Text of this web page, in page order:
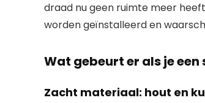
draad nu geen ruimte meer
worden geïnstalleerd en
Wat gebeurt er als je
Zacht materiaal: hout en